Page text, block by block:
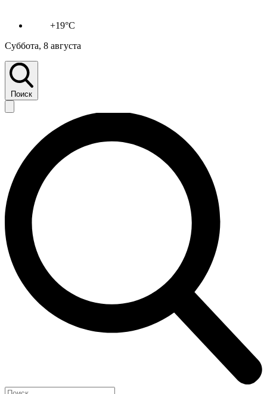
+19°C
Суббота, 8 августа
Поиск